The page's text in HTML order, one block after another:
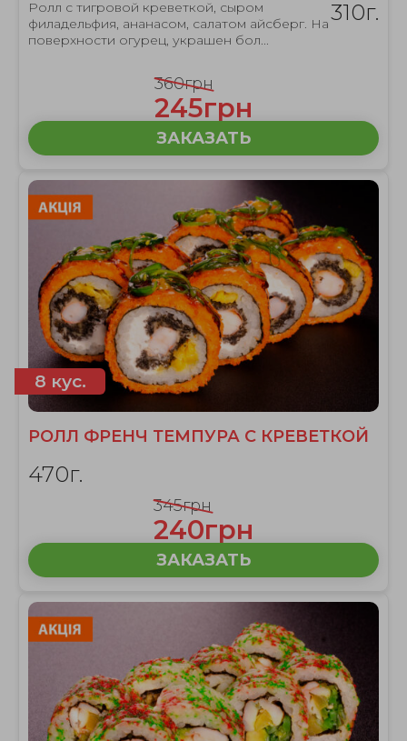
Ролл с тигровой креветкой, сыром
филадельфия, ананасом, салатом айсберг. На
поверхности огурец, украшен бол...
310г.
360грн
245грн
ЗАКАЗАТЬ
8 кус.
РОЛЛ ФРЕНЧ ТЕМПУРА С КРЕВЕТКОЙ
470г.
345грн
240грн
ЗАКАЗАТЬ